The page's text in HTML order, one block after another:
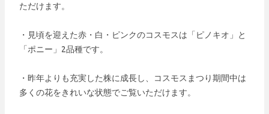
ただけます。
・見頃を迎えた赤・白・ピンクのコスモスは「ピノキオ」と
「ポニー」2品種です。
・昨年よりも充実した株に成長し、コスモスまつり期間中は
多くの花をきれいな状態でご覧いただけます。